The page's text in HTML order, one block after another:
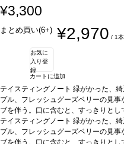
¥3,300
まとめ買い(6+) ¥2,970 / 1本
お気に
入り登
録
カートに追加
テイスティングノート 緑がかった、
プル、フレッシュグーズベリーの見
ブを伴う。口に含むと、すっきりと
系の酸味やまっすぐなミネラルを感
ュが残る。合う料理魚のグリル、ロ
性葡萄品種ソーヴィニヨン・ブラン
テイスティングノート 緑がかった、
プル、フレッシュグーズベリーの見
ブを伴う。口に含むと、すっきりと